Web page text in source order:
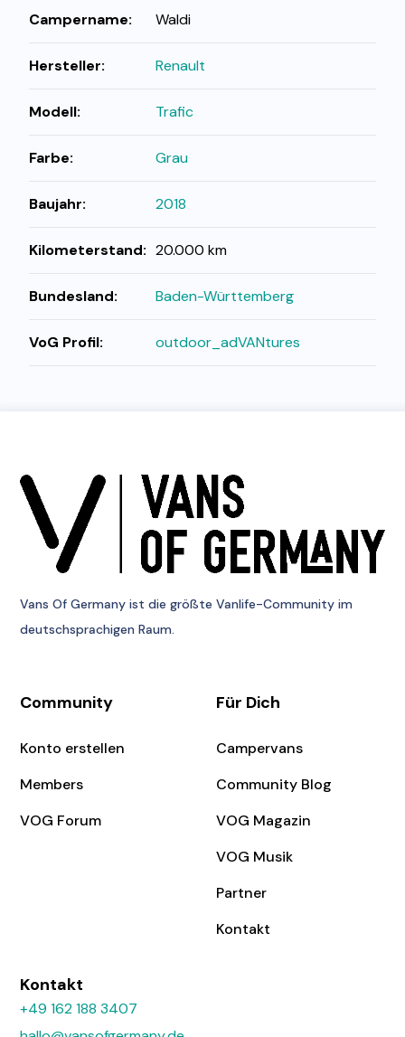
Campername: Waldi
Hersteller: Renault
Modell: Trafic
Farbe: Grau
Baujahr: 2018
Kilometerstand: 20.000 km
Bundesland: Baden-Württemberg
VoG Profil: outdoor_adVANtures
Vans Of Germany ist die größte Vanlife-Community im
deutschsprachigen Raum.
Community
Konto erstellen
Members
VOG Forum
Für Dich
Campervans
Community Blog
VOG Magazin
VOG Musik
Partner
Kontakt
Kontakt
+49 162 188 3407